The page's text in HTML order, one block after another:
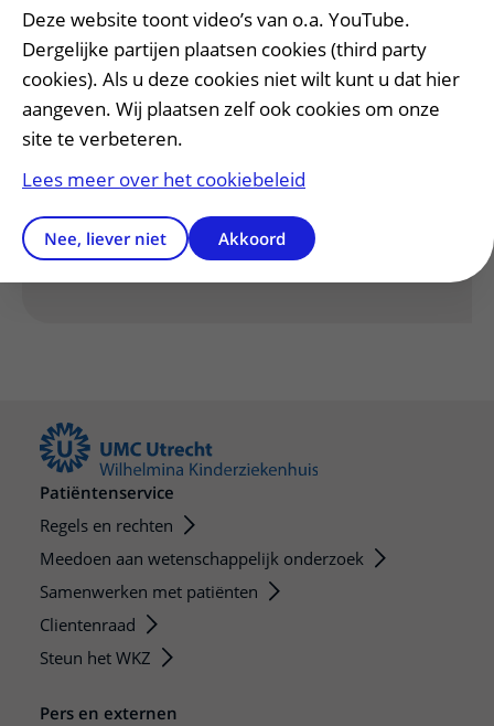
Contact en vragenuitklapper, klik om
Heeft deze informatie u geholpen?
Patiëntenservice
Regels en rechten
Meedoen aan wetenschappelijk onderzoek
Samenwerken met patiënten
Clientenraad
Steun het WKZ
Pers en externen
Deze website toont video’s van o.a. YouTube.
Dergelijke partijen plaatsen cookies (third party
cookies). Als u deze cookies niet wilt kunt u dat hier
aangeven. Wij plaatsen zelf ook cookies om onze
site te verbeteren.
Lees meer over het cookiebeleid
Nee, liever niet Akkoord